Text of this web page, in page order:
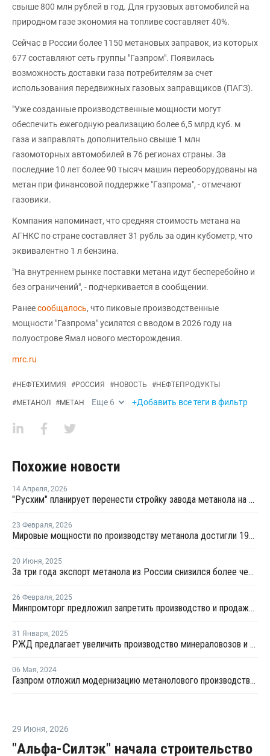
свыше 800 млн рублей в год. Для грузовых автомобилей на
природном газе экономия на топливе составляет 40%.
Сейчас в России более 1150 метановых заправок, из которых
677 составляют сеть группы "Газпром". Появилась
возможность доставки газа потребителям за счет
использования передвижных газовых заправщиков (ПАГЗ).
"Уже созданные производственные мощности могут
обеспечить ежегодную реализацию более 6,5 млрд куб. м
газа и заправлять дополнительно свыше 1 млн
газомоторных автомобилей в 76 регионах страны. За
последние 10 лет более 90 тысяч машин переоборудованы на
метан при финансовой поддержке "Газпрома", - отмечают
газовики.
Компания напоминает, что средняя стоимость метана на
АГНКС по стране составляет 31 рубль за один кубометр, что
эквивалентно 1 л бензина.
"На внутреннем рынке поставки метана идут бесперебойно и
без ограничений", - подчеркивается в сообщении.
Ранеесообщалось, что пиковые производственные
мощности "Газпрома" усилятся с вводом в 2026 году на
полуострове Ямал нового месторождения.
mrc.ru
#НЕФТЕХИМИЯ #РОССИЯ #НОВОСТЬ #НЕФТЕПРОДУКТЫ
#МЕТАНОЛ #МЕТАН Еще 6 +Добавить все теги в фильтр
Похожие новости
14 Апреля, 2026
"Русхим" планирует перенести стройку завода метанола на Балтику
23 Февраля, 2026
Мировые мощности по производству метанола достигли 199 млн тонн в 2025 году
20 Июня, 2025
За три года экспорт метанола из России снизился более чем на треть
26 Февраля, 2025
Минпромторг предложил запретить производство и продажу чистого метанола
31 Января, 2025
РЖД предлагает увеличить производство минераловозов и "бочек" для перевозки метанола
06 Мая, 2024
Газпром отложил модернизацию метанолового производства в Томске
29 Июня, 2026
"Альфа-Силтэк" начала строительство